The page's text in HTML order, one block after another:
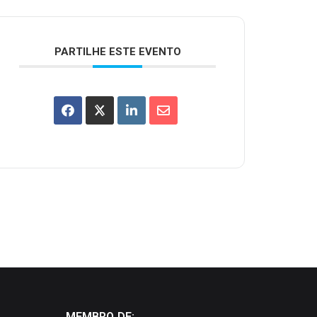
PARTILHE ESTE EVENTO